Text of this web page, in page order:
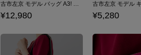
古市左京 モデル バッグ A3! 秋組
¥12,980 ¥5,280